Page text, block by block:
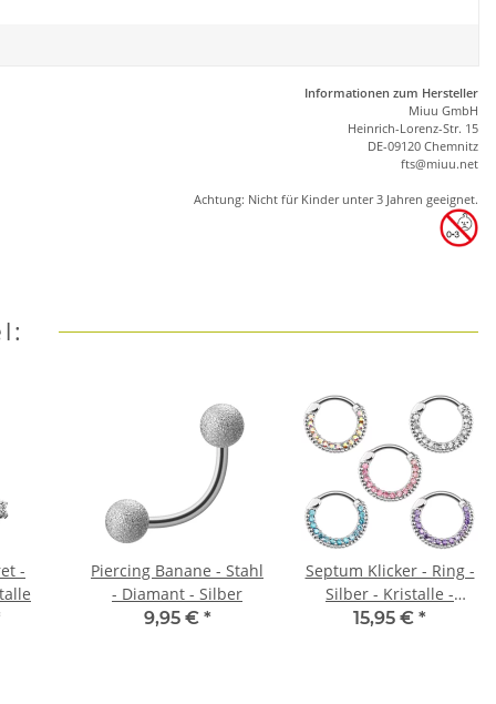
Informationen zum Hersteller
Miuu GmbH
Heinrich-Lorenz-Str. 15
DE-09120 Chemnitz
fts@miuu.net
Achtung: Nicht für Kinder unter 3 Jahren geeignet.
-
Piercing Banane - Stahl
- Diamant - Silber
9,95 € *
Septum Klicker - Ring -
Silber - Kristalle -
Classic
15,95 € *